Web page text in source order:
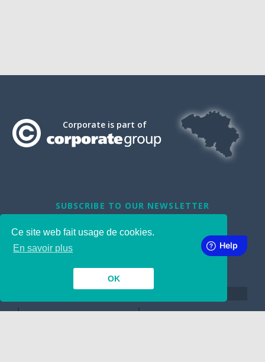
Ce site web fait usage de cookies.
En savoir plus
OK
Corporate is part of
SUBSCRIBE TO OUR NEWSLETTER